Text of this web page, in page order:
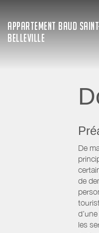
APPARTEMENT BAUD
BELLEVILLE
De
de
les